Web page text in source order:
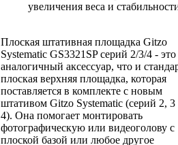
увеличения веса и
Плоская штативная площадка Gitzo
Systematic GS3321SP серий 2/3/4 - это
аналогичный аксессуар, что и
плоская верхняя площадка, которая
поставляется в комплекте с новым
штативом Gitzo Systematic (серий 2,
4). Она помогает монтировать
фотографическую или видеоголову с
плоской базой или любое другое